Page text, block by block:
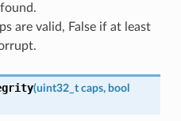
are valid, False if at least
(uint32_t caps, bool